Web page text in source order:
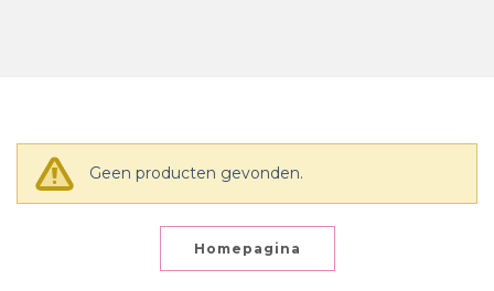
Geen producten gevonden.
Homepagina